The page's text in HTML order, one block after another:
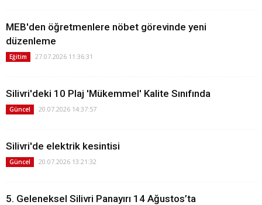
MEB'den öğretmenlere nöbet görevinde yeni
düzenleme
Eğitim 27.07.2026 11:36:31
Silivri'deki 10 Plaj 'Mükemmel' Kalite Sınıfında
Güncel 20.07.2026 14:37:57
Silivri'de elektrik kesintisi
Güncel 20.07.2026 13:21:32
5. Geleneksel Silivri Panayırı 14 Ağustos’ta